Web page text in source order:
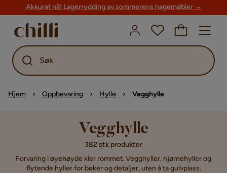
Akkurat nå! Lagerrydding av sommerens hagemøbler →
Søk
Hjem Oppbevaring Hylle Vegghylle
Vegghylle
382 stk produkter
Forvaring i øyehøyde kler rommet. Vegghyller, hjørnehyller og
flytende hyller for bøker og detaljer, uten å ta gulvplass.